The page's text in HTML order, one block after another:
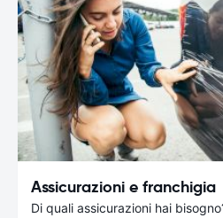
Assicurazioni e franchigia
Di quali assicurazioni hai